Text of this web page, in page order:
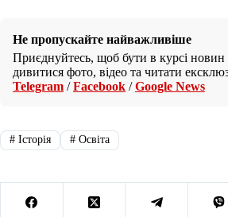
Не пропускайте найважливіше
Приєднуйтесь, щоб бути в курсі новин
дивитися фото, відео та читати
Telegram /Facebook /Google News
#Історія #Освіта